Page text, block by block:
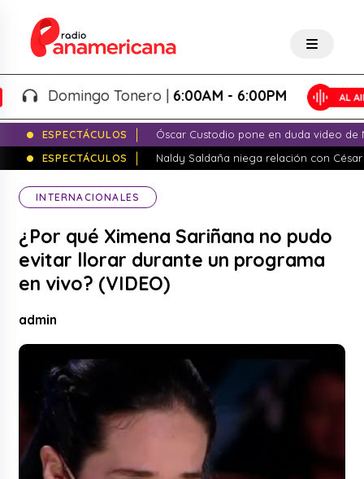
Domingo Tonero |6:00AM - 6:00PM
ESPECTÁCULOS
Óscar Custodio pone en duda video de
ESPECTÁCULOS
Naldy Saldaña niega relación con
INTERNACIONALES
¿Por qué Ximena Sariñana no pudo
evitar llorar durante un programa
en vivo? (VIDEO)
admin